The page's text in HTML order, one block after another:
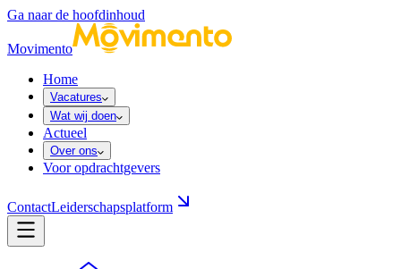
Ga naar de hoofdinhoud
Movimento
Home
Vacatures
Wat wij doen
Actueel
Over ons
Voor opdrachtgevers
ContactLeiderschapsplatform